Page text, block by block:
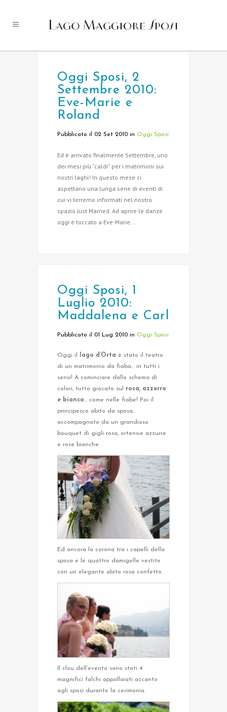
Oggi Sposi, 2
Settembre 2010:
Eve-Marie e
Roland
Pubblicato il 02 Set 2010 in Oggi Sposi
Ed è arrivato finalmente Settembre, uno
dei mesi più “caldi” per i matrimoni sui
nostri laghi! In questo mese ci
aspettano una lunga serie di eventi di
cui vi terremo informati nel nostro
spazio Just Married. Ad aprire le danze
oggi è toccato a Eve-Marie...
Oggi Sposi, 1
Luglio 2010:
Maddalena e Carl
Pubblicato il 01 Lug 2010 in Oggi Sposi
Oggi il lago d’Orta è stato il teatro
di un matrimonio da fiaba… in tutti i
sensi! A cominciare dallo schema di
colori, tutto giocato sul rosa, azzurro
e bianco… come nelle fiabe! Poi il
principesco abito da sposa,
accompagnato da un grandioso
bouquet di gigli rosa, ortensie azzurre
e rose bianche.
Ed ancora la corona tra i capelli della
sposa e le quattro damigelle vestite
con un elegante abito rosa confetto.
Il clou dell’evento sono stati 4
magnifici falchi appollaiati accanto
agli sposi durante la cerimonia.